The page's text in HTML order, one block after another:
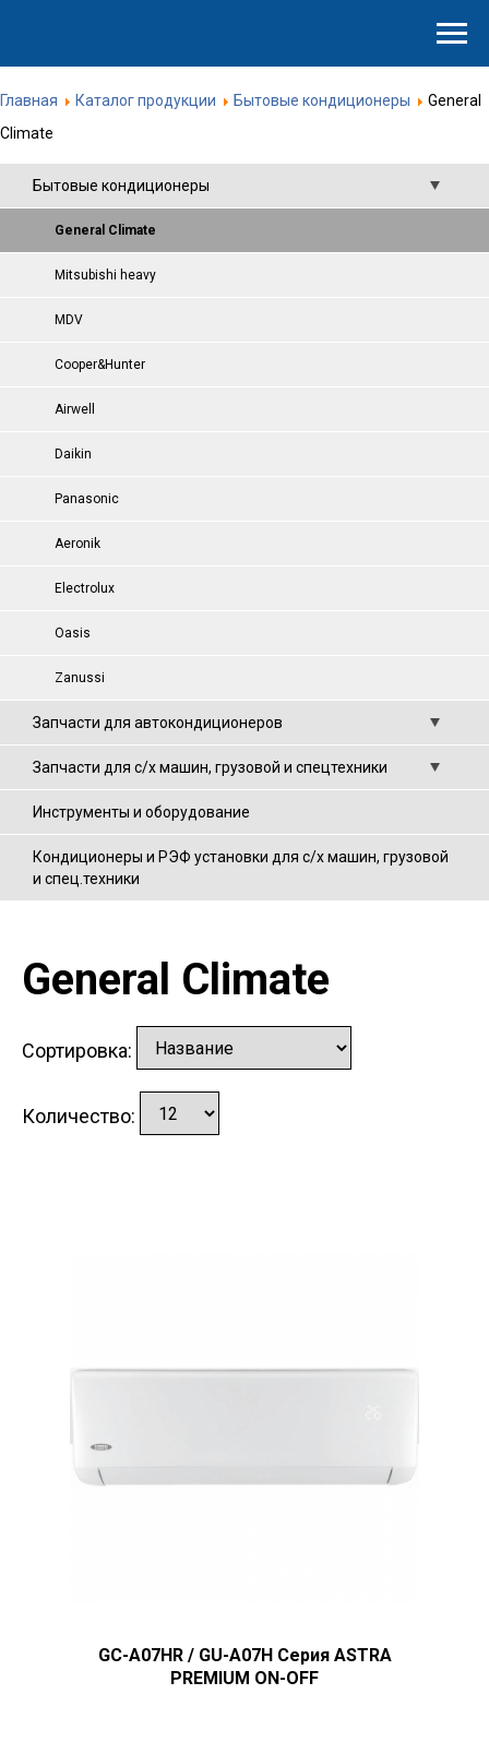
Главная Каталог продукции Бытовые кондиционеры
General
Climate
Бытовые кондиционеры
General Climate
Mitsubishi heavy
MDV
Cooper&Hunter
Airwell
Daikin
Panasonic
Aeronik
Electrolux
Oasis
Zanussi
Запчасти для автокондиционеров
Запчасти для с/х машин, грузовой и спецтехники
Инструменты и оборудование
Кондиционеры и РЭФ установки для с/х машин, грузовой
и спец.техники
General Climate
Сортировка:
Количество:
GC-A07HR / GU-A07H Серия ASTRA
PREMIUM ON-OFF